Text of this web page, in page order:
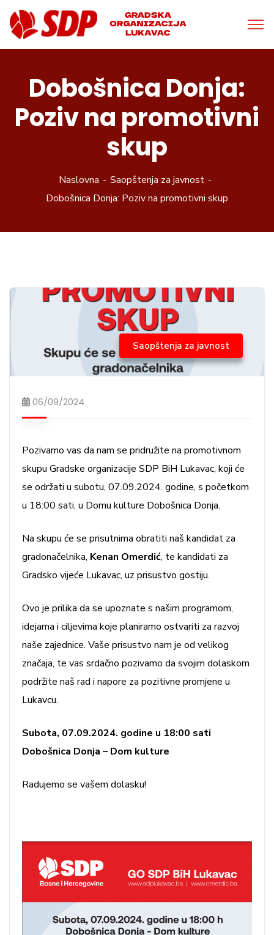
Dobošnica Donja:
Poziv na promotivni
skup
Naslovna
Saopštenja za javnost
Dobošnica Donja: Poziv na promotivni skup
Saopštenja za javnost
06/09/2024
Pozivamo vas da nam se pridružite na promotivnom
skupu Gradske organizacije SDP BiH Lukavac, koji će
se održati u subotu, 07.09.2024. godine, s početkom
u 18:00 sati, u Domu kulture Dobošnica Donja.
Na skupu će se prisutnima obratiti naš kandidat za
gradonačelnika, Kenan Omerdić, te kandidati za
Gradsko vijeće Lukavac, uz prisustvo gostiju.
Ovo je prilika da se upoznate s našim programom,
idejama i ciljevima koje planiramo ostvariti za razvoj
naše zajednice. Vaše prisustvo nam je od velikog
značaja, te vas srdačno pozivamo da svojim dolaskom
podržite naš rad i napore za pozitivne promjene u
Lukavcu.
Subota, 07.09.2024. godine u 18:00 sati
Dobošnica Donja – Dom kulture
Radujemo se vašem dolasku!